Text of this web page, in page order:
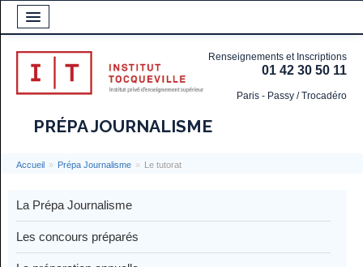
Renseignements et Inscriptions
01 42 30 50 11
Paris - Passy / Trocadéro
PRÉPA JOURNALISME
Accueil » Prépa Journalisme » Le tutorat
La Prépa Journalisme
Les concours préparés